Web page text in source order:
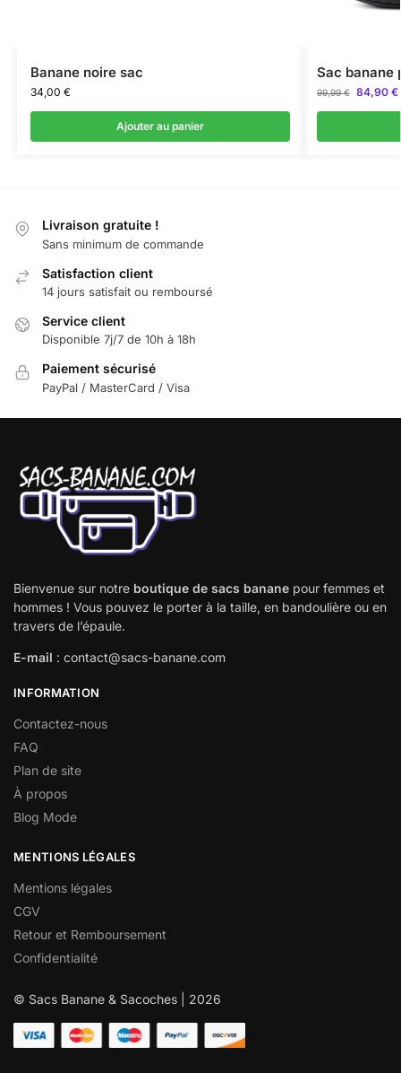
Banane noire sac
34,00 €
Ajouter au panier
Sac banane
99,99€ 84,90 €
Livraison gratuite !
Sans minimum de commande
Satisfaction client
14 jours satisfait ou remboursé
Service client
Disponible 7j/7 de 10h à 18h
Paiement sécurisé
PayPal / MasterCard / Visa
Bienvenue sur notre boutique de sacs banane pour femmes et
hommes ! Vous pouvez le porter à la taille, en bandoulière ou en
travers de l’épaule.
E-mail : contact@sacs-banane.com
INFORMATION
Contactez-nous
FAQ
Plan de site
À propos
Blog Mode
MENTIONS LÉGALES
Mentions légales
CGV
Retour et Remboursement
Confidentialité
© Sacs Banane & Sacoches | 2026